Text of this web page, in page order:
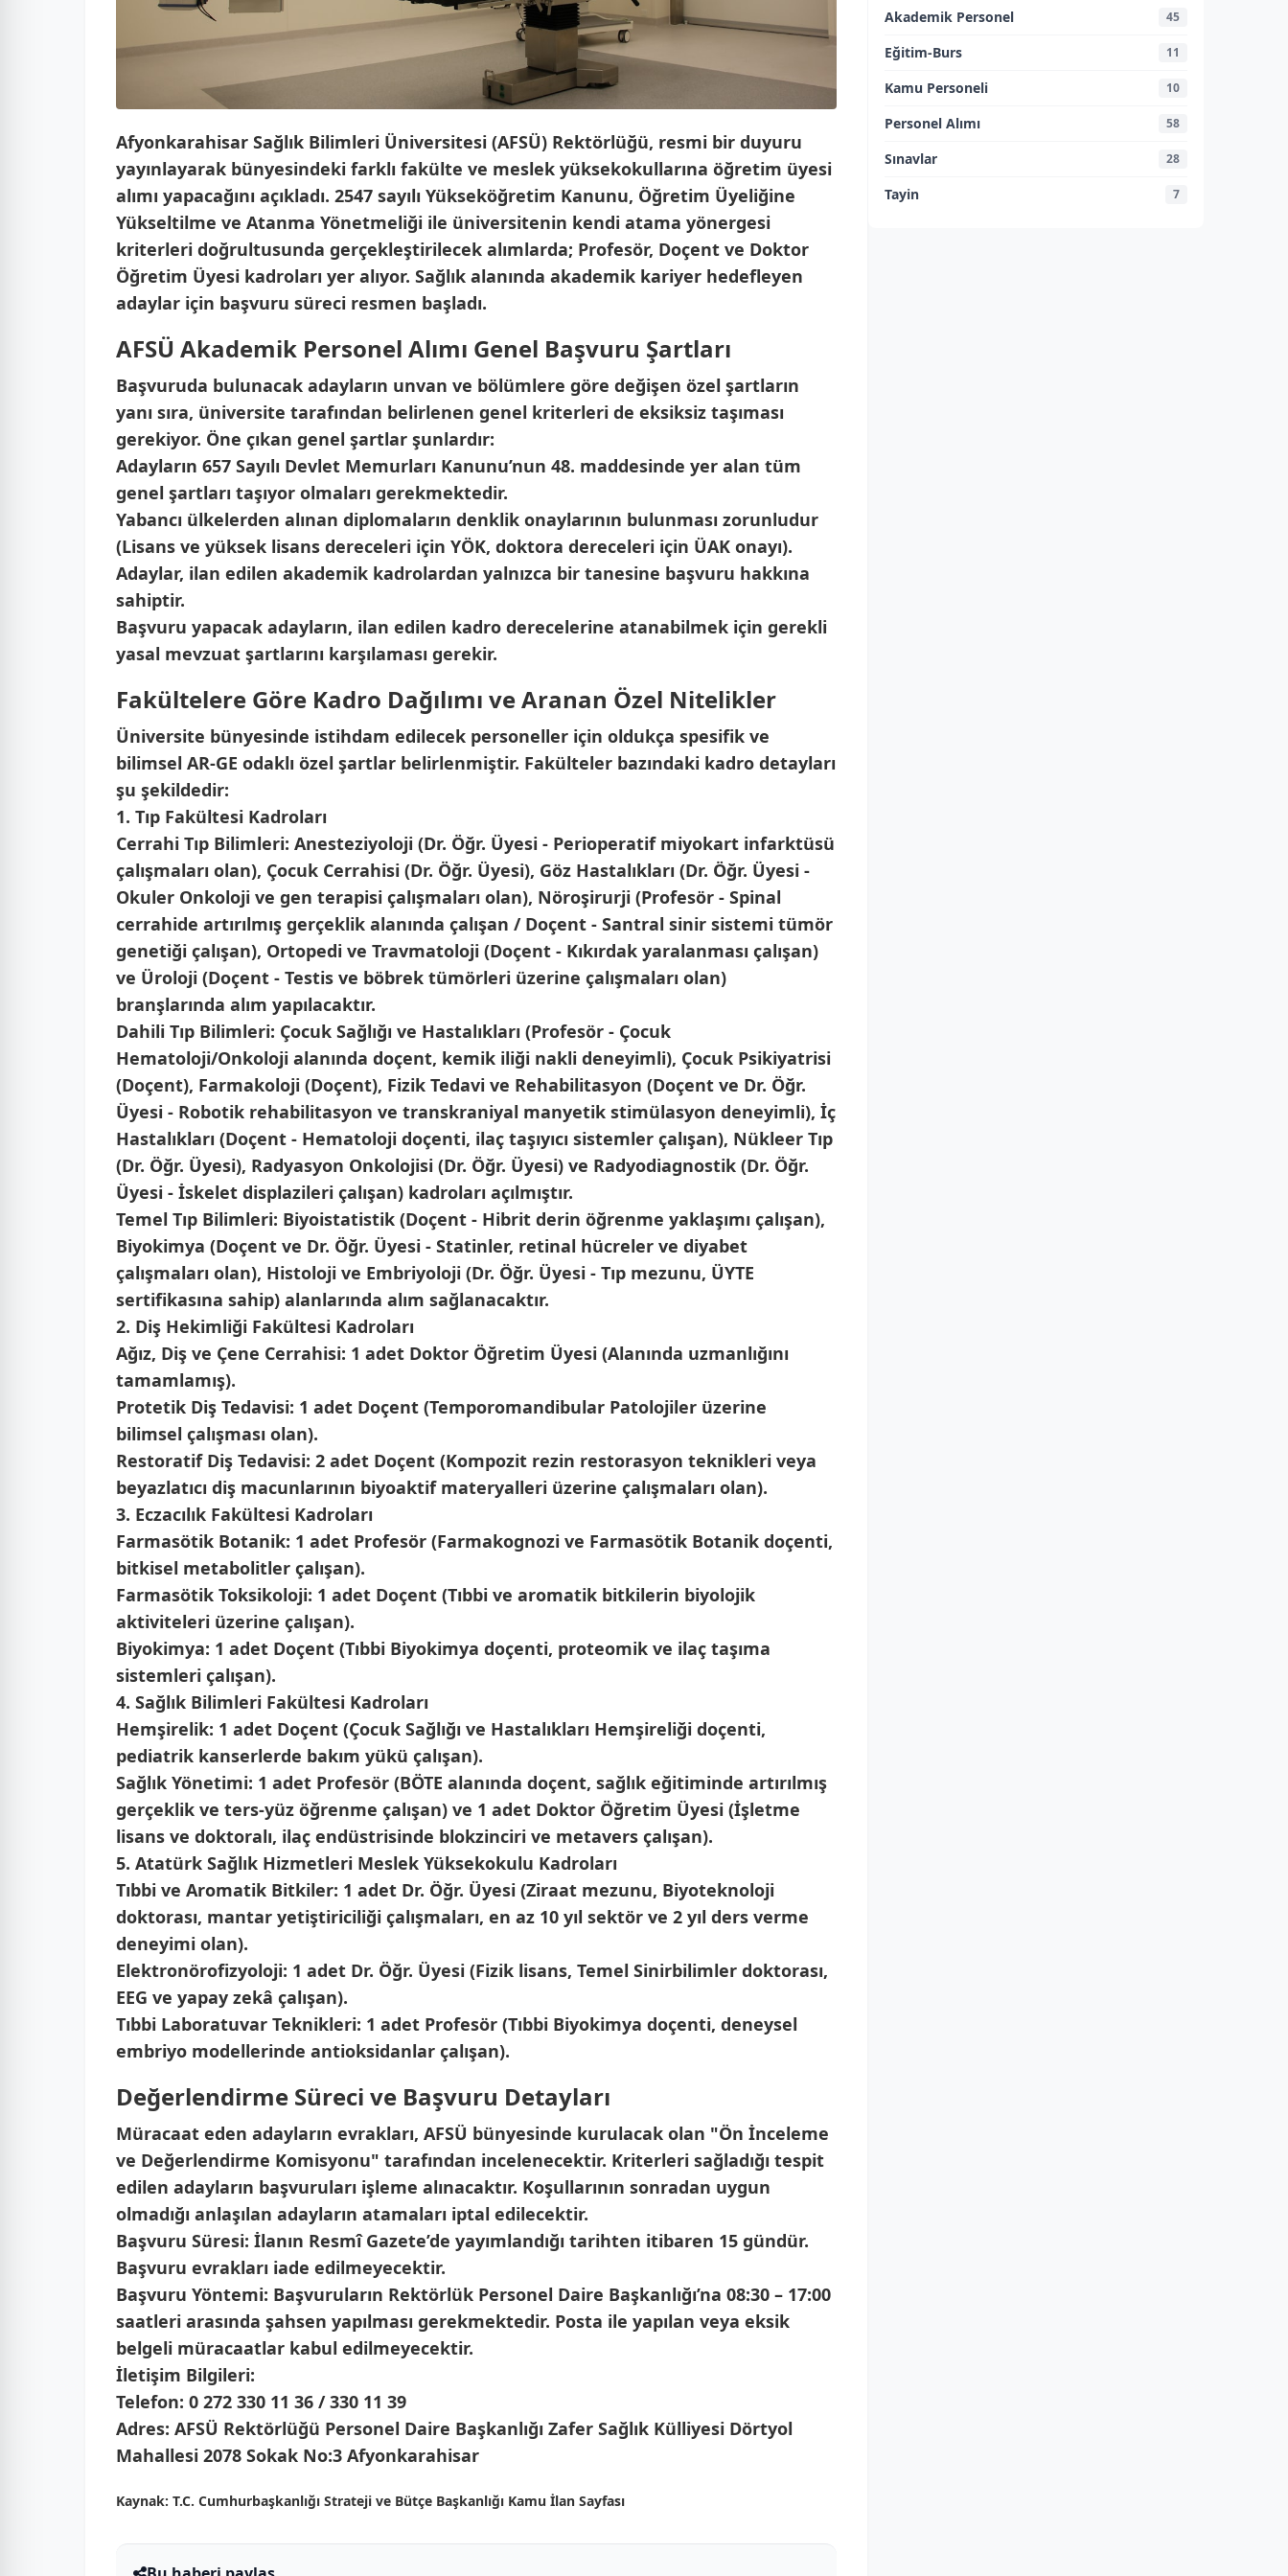
Afyonkarahisar Sağlık Bilimleri Üniversitesi (AFSÜ) Rektörlüğü, resmi bir duyuru
yayınlayarak bünyesindeki farklı fakülte ve meslek yüksekokullarına öğretim üyesi
alımı yapacağını açıkladı. 2547 sayılı Yükseköğretim Kanunu, Öğretim Üyeliğine
Yükseltilme ve Atanma Yönetmeliği ile üniversitenin kendi atama yönergesi
kriterleri doğrultusunda gerçekleştirilecek alımlarda; Profesör, Doçent ve Doktor
Öğretim Üyesi kadroları yer alıyor. Sağlık alanında akademik kariyer hedefleyen
adaylar için başvuru süreci resmen başladı.
AFSÜ Akademik Personel Alımı Genel Başvuru Şartları
Başvuruda bulunacak adayların unvan ve bölümlere göre değişen özel şartların
yanı sıra, üniversite tarafından belirlenen genel kriterleri de eksiksiz taşıması
gerekiyor. Öne çıkan genel şartlar şunlardır:
Adayların 657 Sayılı Devlet Memurları Kanunu’nun 48. maddesinde yer alan tüm
genel şartları taşıyor olmaları gerekmektedir.
Yabancı ülkelerden alınan diplomaların denklik onaylarının bulunması zorunludur
(Lisans ve yüksek lisans dereceleri için YÖK, doktora dereceleri için ÜAK onayı).
Adaylar, ilan edilen akademik kadrolardan yalnızca bir tanesine başvuru hakkına
sahiptir.
Başvuru yapacak adayların, ilan edilen kadro derecelerine atanabilmek için gerekli
yasal mevzuat şartlarını karşılaması gerekir.
Fakültelere Göre Kadro Dağılımı ve Aranan Özel Nitelikler
Üniversite bünyesinde istihdam edilecek personeller için oldukça spesifik ve
bilimsel AR-GE odaklı özel şartlar belirlenmiştir. Fakülteler bazındaki kadro detayları
şu şekildedir:
1. Tıp Fakültesi Kadroları
Cerrahi Tıp Bilimleri: Anesteziyoloji (Dr. Öğr. Üyesi - Perioperatif miyokart infarktüsü
çalışmaları olan), Çocuk Cerrahisi (Dr. Öğr. Üyesi), Göz Hastalıkları (Dr. Öğr. Üyesi -
Okuler Onkoloji ve gen terapisi çalışmaları olan), Nöroşirurji (Profesör - Spinal
cerrahide artırılmış gerçeklik alanında çalışan / Doçent - Santral sinir sistemi tümör
genetiği çalışan), Ortopedi ve Travmatoloji (Doçent - Kıkırdak yaralanması çalışan)
ve Üroloji (Doçent - Testis ve böbrek tümörleri üzerine çalışmaları olan)
branşlarında alım yapılacaktır.
Dahili Tıp Bilimleri: Çocuk Sağlığı ve Hastalıkları (Profesör - Çocuk
Hematoloji/Onkoloji alanında doçent, kemik iliği nakli deneyimli), Çocuk Psikiyatrisi
(Doçent), Farmakoloji (Doçent), Fizik Tedavi ve Rehabilitasyon (Doçent ve Dr. Öğr.
Üyesi - Robotik rehabilitasyon ve transkraniyal manyetik stimülasyon deneyimli), İç
Hastalıkları (Doçent - Hematoloji doçenti, ilaç taşıyıcı sistemler çalışan), Nükleer Tıp
(Dr. Öğr. Üyesi), Radyasyon Onkolojisi (Dr. Öğr. Üyesi) ve Radyodiagnostik (Dr. Öğr.
Üyesi - İskelet displazileri çalışan) kadroları açılmıştır.
Temel Tıp Bilimleri: Biyoistatistik (Doçent - Hibrit derin öğrenme yaklaşımı çalışan),
Biyokimya (Doçent ve Dr. Öğr. Üyesi - Statinler, retinal hücreler ve diyabet
çalışmaları olan), Histoloji ve Embriyoloji (Dr. Öğr. Üyesi - Tıp mezunu, ÜYTE
sertifikasına sahip) alanlarında alım sağlanacaktır.
2. Diş Hekimliği Fakültesi Kadroları
Ağız, Diş ve Çene Cerrahisi: 1 adet Doktor Öğretim Üyesi (Alanında uzmanlığını
tamamlamış).
Protetik Diş Tedavisi: 1 adet Doçent (Temporomandibular Patolojiler üzerine
bilimsel çalışması olan).
Restoratif Diş Tedavisi: 2 adet Doçent (Kompozit rezin restorasyon teknikleri veya
beyazlatıcı diş macunlarının biyoaktif materyalleri üzerine çalışmaları olan).
3. Eczacılık Fakültesi Kadroları
Farmasötik Botanik: 1 adet Profesör (Farmakognozi ve Farmasötik Botanik doçenti,
bitkisel metabolitler çalışan).
Farmasötik Toksikoloji: 1 adet Doçent (Tıbbi ve aromatik bitkilerin biyolojik
aktiviteleri üzerine çalışan).
Biyokimya: 1 adet Doçent (Tıbbi Biyokimya doçenti, proteomik ve ilaç taşıma
sistemleri çalışan).
4. Sağlık Bilimleri Fakültesi Kadroları
Hemşirelik: 1 adet Doçent (Çocuk Sağlığı ve Hastalıkları Hemşireliği doçenti,
pediatrik kanserlerde bakım yükü çalışan).
Sağlık Yönetimi: 1 adet Profesör (BÖTE alanında doçent, sağlık eğitiminde artırılmış
gerçeklik ve ters-yüz öğrenme çalışan) ve 1 adet Doktor Öğretim Üyesi (İşletme
lisans ve doktoralı, ilaç endüstrisinde blokzinciri ve metavers çalışan).
5. Atatürk Sağlık Hizmetleri Meslek Yüksekokulu Kadroları
Tıbbi ve Aromatik Bitkiler: 1 adet Dr. Öğr. Üyesi (Ziraat mezunu, Biyoteknoloji
doktorası, mantar yetiştiriciliği çalışmaları, en az 10 yıl sektör ve 2 yıl ders verme
deneyimi olan).
Elektronörofizyoloji: 1 adet Dr. Öğr. Üyesi (Fizik lisans, Temel Sinirbilimler doktorası,
EEG ve yapay zekâ çalışan).
Tıbbi Laboratuvar Teknikleri: 1 adet Profesör (Tıbbi Biyokimya doçenti, deneysel
embriyo modellerinde antioksidanlar çalışan).
Değerlendirme Süreci ve Başvuru Detayları
Müracaat eden adayların evrakları, AFSÜ bünyesinde kurulacak olan "Ön İnceleme
ve Değerlendirme Komisyonu" tarafından incelenecektir. Kriterleri sağladığı tespit
edilen adayların başvuruları işleme alınacaktır. Koşullarının sonradan uygun
olmadığı anlaşılan adayların atamaları iptal edilecektir.
Başvuru Süresi: İlanın Resmî Gazete’de yayımlandığı tarihten itibaren 15 gündür.
Başvuru evrakları iade edilmeyecektir.
Başvuru Yöntemi: Başvuruların Rektörlük Personel Daire Başkanlığı’na 08:30 – 17:00
saatleri arasında şahsen yapılması gerekmektedir. Posta ile yapılan veya eksik
belgeli müracaatlar kabul edilmeyecektir.
İletişim Bilgileri:
Telefon: 0 272 330 11 36 / 330 11 39
Adres: AFSÜ Rektörlüğü Personel Daire Başkanlığı Zafer Sağlık Külliyesi Dörtyol
Mahallesi 2078 Sokak No:3 Afyonkarahisar
Kaynak: T.C. Cumhurbaşkanlığı Strateji ve Bütçe Başkanlığı Kamu İlan Sayfası
Akademik Personel 45
Eğitim-Burs 11
Kamu Personeli 10
Personel Alımı 58
Sınavlar 28
Tayin 7